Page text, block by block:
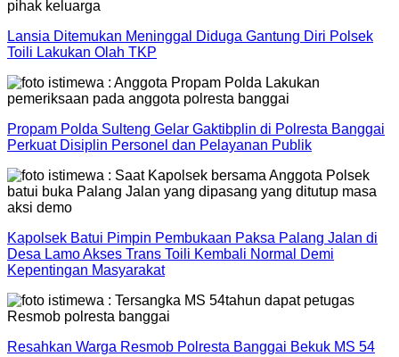
Lansia Ditemukan Meninggal Diduga Gantung Diri Polsek
Toili Lakukan Olah TKP
Propam Polda Sulteng Gelar Gaktibplin di Polresta Banggai
Perkuat Disiplin Personel dan Pelayanan Publik
Kapolsek Batui Pimpin Pembukaan Paksa Palang Jalan di
Desa Lamo Akses Trans Toili Kembali Normal Demi
Kepentingan Masyarakat
Resahkan Warga Resmob Polresta Banggai Bekuk MS 54